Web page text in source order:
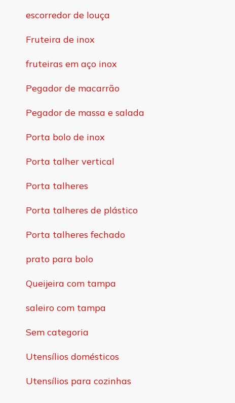
escorredor de louça
Fruteira de inox
fruteiras em aço inox
Pegador de macarrão
Pegador de massa e salada
Porta bolo de inox
Porta talher vertical
Porta talheres
Porta talheres de plástico
Porta talheres fechado
prato para bolo
Queijeira com tampa
saleiro com tampa
Sem categoria
Utensílios domésticos
Utensílios para cozinhas